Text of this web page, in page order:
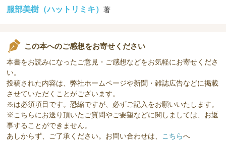
服部美樹（ハットリミキ）著
この本へのご感想をお寄せください
本書をお読みになったご意見・ご感想などをお気軽にお寄せくださ
い。
投稿された内容は、弊社ホームページや新聞・雑誌広告などに掲載
させていただくことがございます。
※は必須項目です。恐縮ですが、必ずご記入をお願いいたします。
※こちらにお送り頂いたご質問やご要望などに関しましては、お返
事することができません。
あしからず、ご了承ください。お問い合わせは、 こちらへ